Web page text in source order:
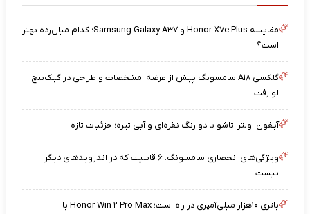
مقایسه Honor X۷e Plus و Samsung Galaxy A۳۷؛ کدام میان‌رده بهتر
است؟
گلکسی A۱۸ سامسونگ پیش از عرضه؛ مشخصات و طراحی در گیک‌بنچ
لو رفت
آیفون اولترا تاشو با دو رنگ نقره‌ای و آبی تیره؛ جزئیات تازه
ویژگی‌های انحصاری سامسونگ: ۶ قابلیت که در اندرویدهای دیگر
نیست
باتری ۱۰هزار میلی‌آمپری در راه است؛ Honor Win ۲ Pro Max با